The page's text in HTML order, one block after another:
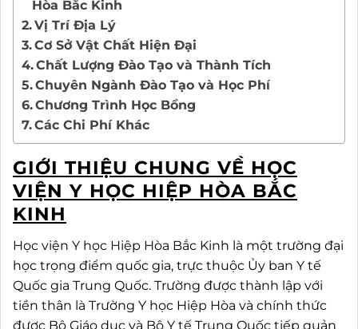
Hòa Bắc Kinh
Vị Trí Địa Lý
Cơ Sở Vật Chất Hiện Đại
Chất Lượng Đào Tạo và Thành Tích
Chuyên Ngành Đào Tạo và Học Phí
Chương Trình Học Bổng
Các Chi Phí Khác
GIỚI THIỆU CHUNG VỀ HỌC
VIỆN Y HỌC HIỆP HÒA BẮC
KINH
Học viện Y học Hiệp Hòa Bắc Kinh là một trường đại
học trọng điểm quốc gia, trực thuộc Ủy ban Y tế
Quốc gia Trung Quốc. Trường được thành lập với
tiền thân là Trường Y học Hiệp Hòa và chính thức
được Bộ Giáo dục và Bộ Y tế Trung Quốc tiếp quản